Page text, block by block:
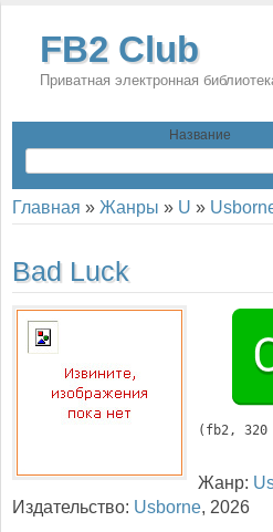
FB2 Club
Приватная электронная
Название
Главная » Жанры » U »
Bad Luck
( fb2, 320
Жанр:
Издательство: Usborne, 2026